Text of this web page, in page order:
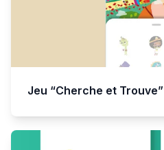
Jeu “Cherche et Trouve”